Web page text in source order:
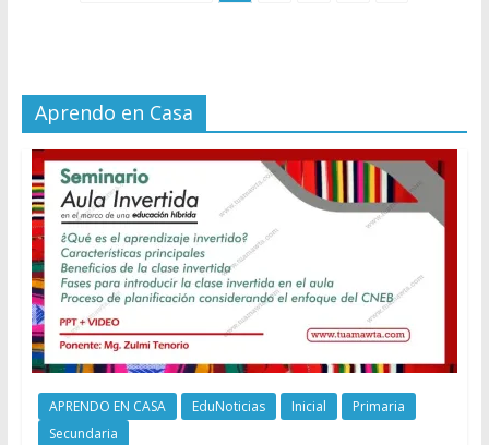
Aprendo en Casa
APRENDO EN CASA EduNoticias Inicial
Primaria
Secundaria